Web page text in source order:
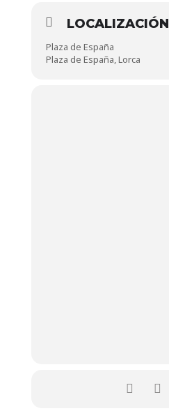
LOCALIZACIÓN
Plaza de España
Plaza de España, Lorca